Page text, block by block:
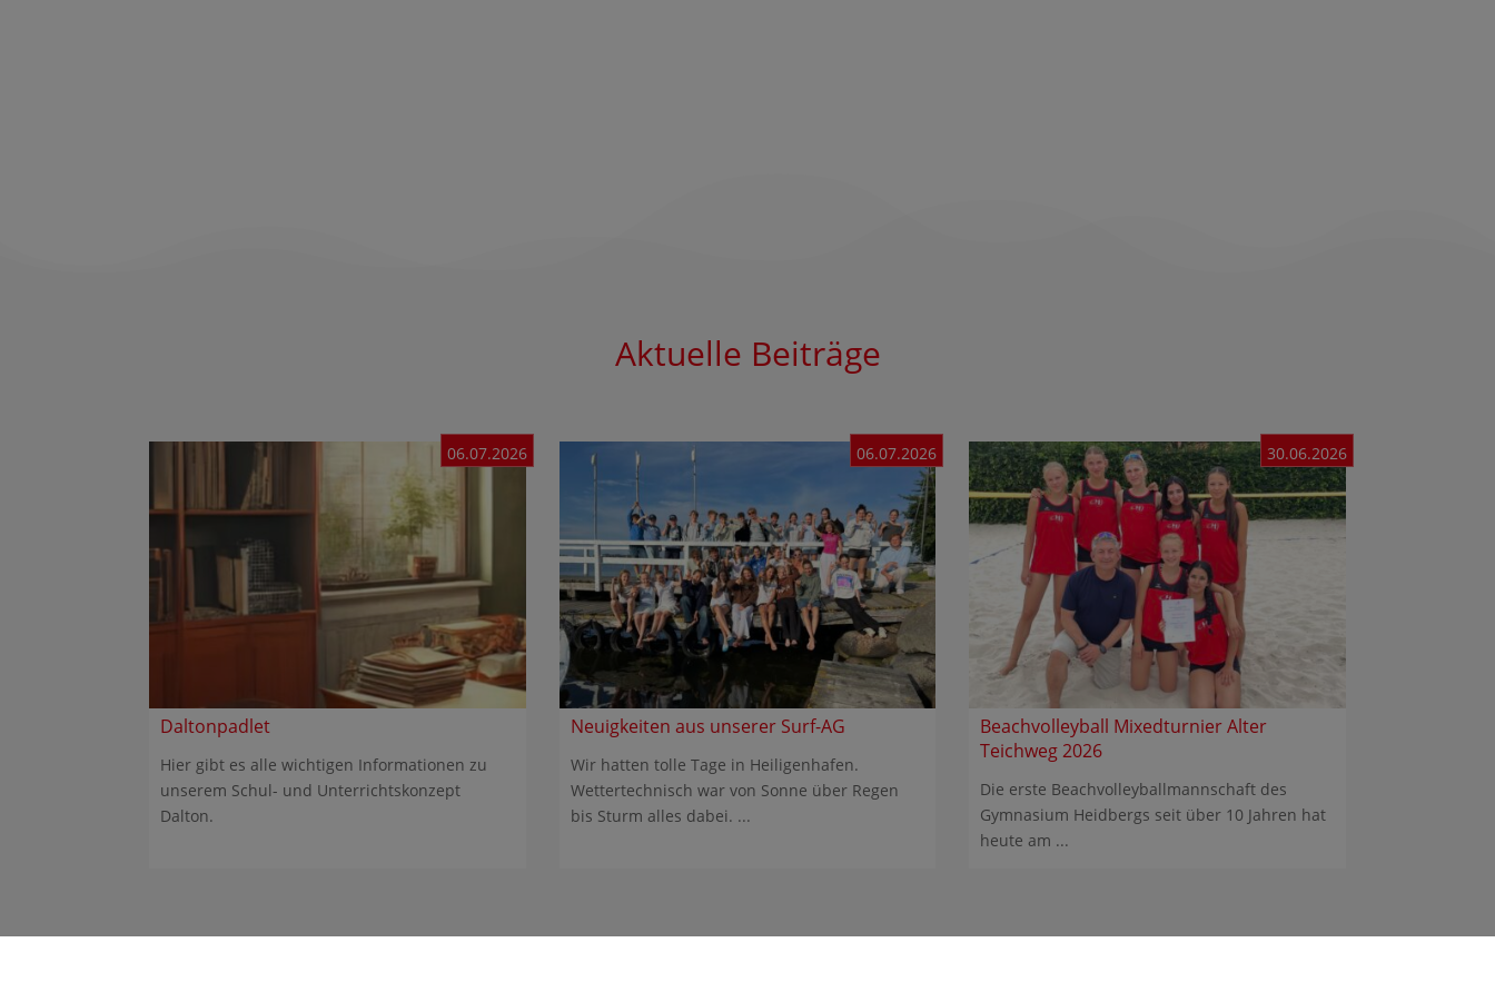
Aktuelle Beiträge
Daltonpadlet
06.07.2026
Hier gibt es alle wichtigen Informationen zu
unserem Schul- und Unterrichtskonzept
Dalton.
Neuigkeiten aus unserer Surf-AG
06.07.2026
Wir hatten tolle Tage in Heiligenhafen.
Wettertechnisch war von Sonne über Regen
bis Sturm alles dabei. ...
Beachvolleyball Mixedturnier Alter
Teichweg 2026
30.06.2026
Die erste Beachvolleyballmannschaft des
Gymnasium Heidbergs seit über 10 Jahren hat
heute am ...